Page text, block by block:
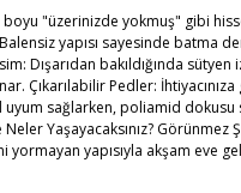
boyu "üzerinizde yokmuş" gibi
yapısı sayesinde
Dışarıdan bakıldığında
Çıkarılabilir Pedler:
sağlarken, poliamid
Yaşayacaksınız?
yormayan yapısıyla akşam